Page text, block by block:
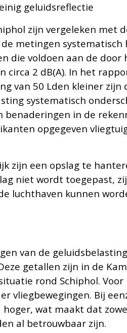
geluidsreflectie
zijn vergeleken met
metingen
die voldoen aan de door
circa 2 dB(A). In het
van 50 Lden kleiner zijn
systematisch
in de
opgegeven
zijn een opslag te
niet wordt toegepast,
luchthaven kunnen
van de
getallen zijn in de
rond Schiphol.
vliegbewegingen. Bij
wat maakt dat
al betrouwbaar zijn.